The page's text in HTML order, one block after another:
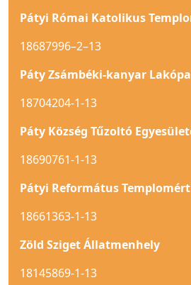
Pátyi Római Katolikus
18687996–2–13
Páty Zsámbéki-kanyar
18704204-1-13
Páty Község Tűzoltó
18690761-1-13
Pátyi Református
18661363-1-13
Zöld Sziget Állatmenhely
18145869-1-13